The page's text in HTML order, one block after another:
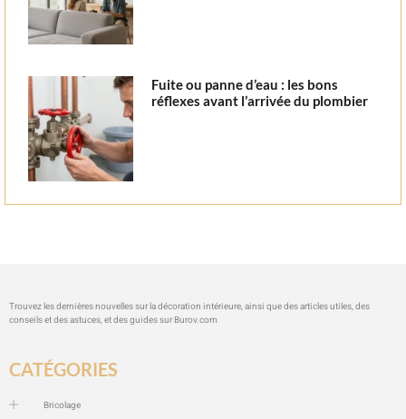
Fuite ou panne d’eau : les bons
réflexes avant l’arrivée du plombier
Trouvez les dernières nouvelles sur la décoration intérieure, ainsi que des articles utiles, des
conseils et des astuces, et des guides sur Burov.com
CATÉGORIES
Bricolage